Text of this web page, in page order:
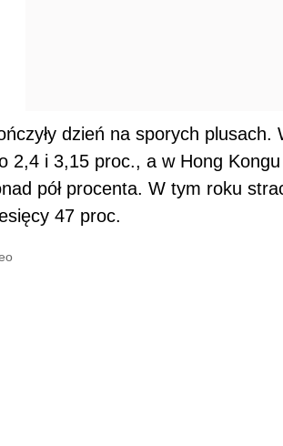
dzień na sporych
2,4 i 3,15 proc., a w Hong
pół procenta. W tym roku
47 proc.